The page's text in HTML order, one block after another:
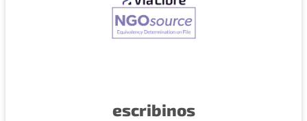
escribinos